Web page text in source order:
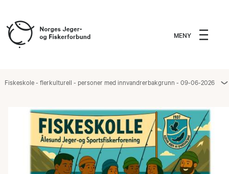
MENY
Fiskeskole - flerkulturell - personer med innvandrerbakgrunn - 09-06-2026